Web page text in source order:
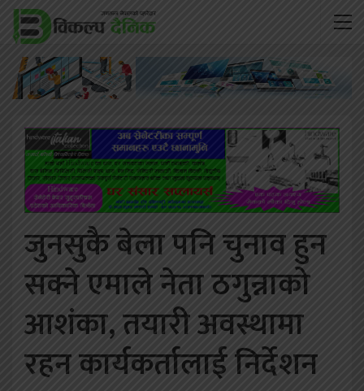
जुनसुकै बेला पनि चुनाव हुन
सक्ने एमाले नेता ठगुन्नाको
आशंका, तयारी अवस्थामा
रहन कार्यकर्तालाई निर्देशन